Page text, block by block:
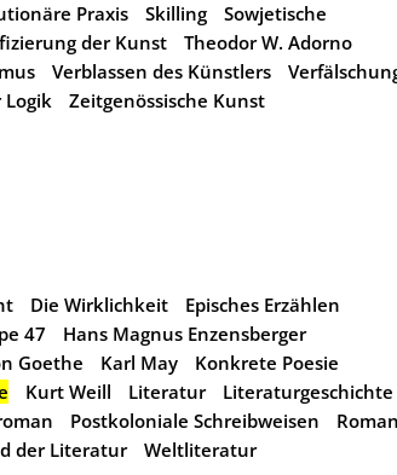
Praxis Skilling
Sowjetische
der Kunst
Theodor W. Adorno
Verblassen des Künstlers
Logik Zeitgenössische Kunst
Die Wirklichkeit
Episches Erzählen
47
Hans Magnus Enzensberger
Goethe Karl May
Konkrete Poesie
Kurt Weill Literatur
Literaturgeschichte
Postkoloniale Schreibweisen
Roman
der Literatur Weltliteratur